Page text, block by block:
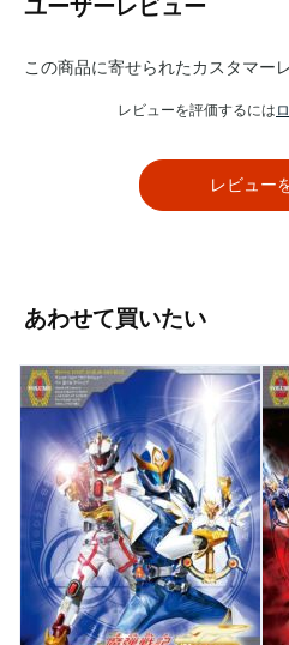
ユーザーレビュー
この商品に寄せられたカスタマー
レビューを評価するには
レビュー
あわせて買いたい